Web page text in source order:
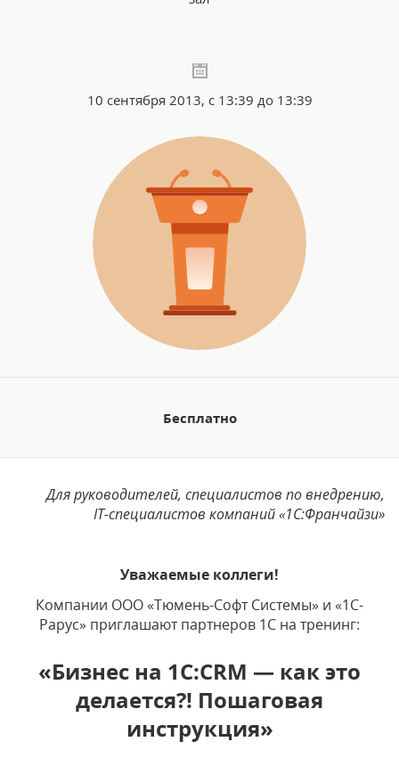
10 сентября 2013, с 13:39 до 13:39
Бесплатно
Для руководителей, специалистов по внедрению,
IT-специалистов компаний «1С:Франчайзи»
Уважаемые коллеги!
Компании ООО «Тюмень-Софт Системы» и «1С-
Рарус» приглашают партнеров 1С на тренинг:
«Бизнес на 1С:CRM — как это
делается?! Пошаговая
инструкция»